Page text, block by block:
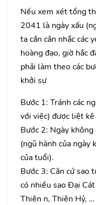
Nếu xem xét tổng
2041 là ngày xấu
ta cần cân nhắc các
hoàng đạo, giờ hắc
phải làm theo các
khởi sự
Bước 1: Tránh các
với việc) được liệt
Bước 2: Ngày
(ngũ hành của ngày
của tuổi).
Bước 3: Căn cứ sao
có nhiều sao Đại
Thiên n, Thiên Hỷ,